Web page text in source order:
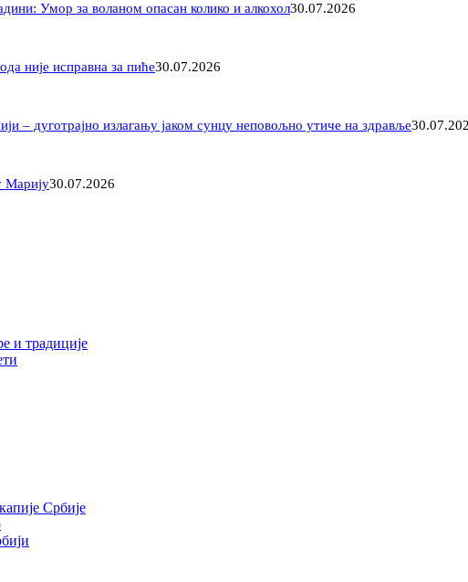
Умор за воланом опасан колико и алкохол30.07.2026
није исправна за пиће30.07.2026
– дуготрајно излагању јаком сунцу неповољно утиче на здравље
Марију30.07.2026
и традиције
Србије